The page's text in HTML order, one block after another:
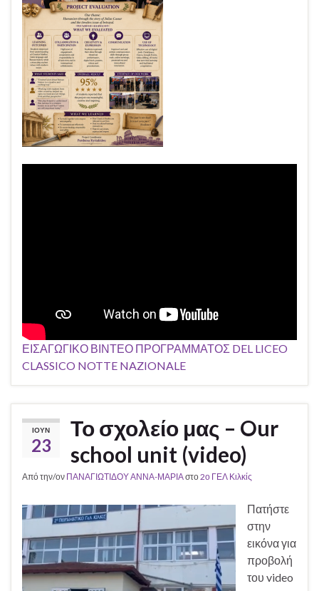
ΕΙΣΑΓΩΓΙΚΟ ΒΙΝΤΕΟ ΠΡΟΓΡΑΜΜΑΤΟΣ DEL LICEO
CLASSICO NOTTE NAZIONALE
ΙΟΎΝ
23
Το σχολείο μας – Our
school unit (video)
Από την/ον ΠΑΝΑΓΙΩΤΙΔΟΥ ΑΝΝΑ-ΜΑΡΙΑστο2ο ΓΕΛ Κιλκίς
Πατήστε
στην
εικόνα για
προβολή
του video